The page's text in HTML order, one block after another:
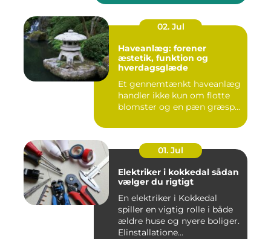
02. Jul
Haveanlæg: forener
æstetik, funktion og
hverdagsglæde
Et gennemtænkt haveanlæg
handler ikke kun om flotte
blomster og en pæn græsp...
01. Jul
Elektriker i kokkedal sådan
vælger du rigtigt
En elektriker i Kokkedal
spiller en vigtig rolle i både
ældre huse og nyere boliger.
Elinstallatione...